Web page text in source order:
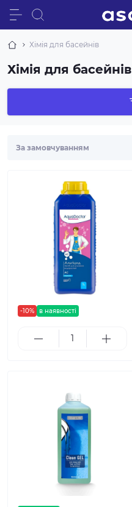
Хімія для басейнів
Хімія для басейнів
-10% в наявності